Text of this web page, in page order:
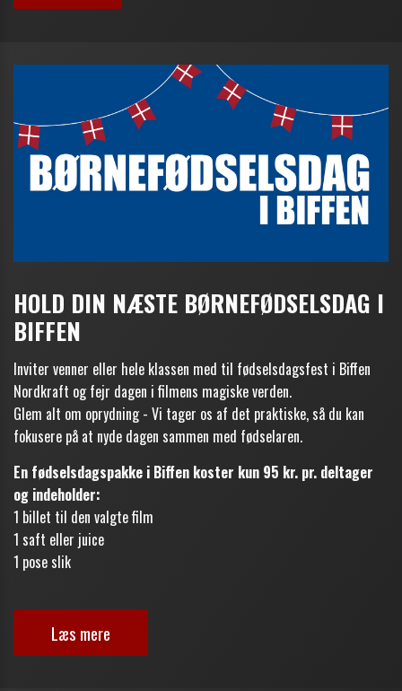
HOLD DIN NÆSTE BØRNEFØDSELSDAG I
BIFFEN
Inviter venner eller hele klassen med til fødselsdagsfest i Biffen
Nordkraft og fejr dagen i filmens magiske verden.
Glem alt om oprydning - Vi tager os af det praktiske, så du kan
fokusere på at nyde dagen sammen med fødselaren.
En fødselsdagspakke i Biffen koster kun 95 kr. pr. deltager
og indeholder:
1 billet til den valgte film
1 saft eller juice
1 pose slik
Læs mere